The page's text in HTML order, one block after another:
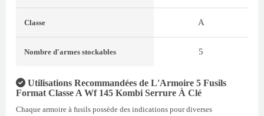
Classe A
Nombre d'armes stockables 5
Utilisations Recommandées de L'Armoire 5 Fusils
Format Classe A Wf 145 Kombi Serrure À Clé
Chaque armoire à fusils possède des indications pour diverses